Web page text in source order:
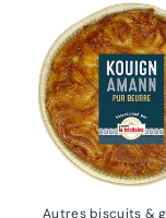
Autres biscuits &